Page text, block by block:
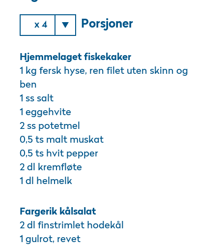
x 4 Porsjoner
Hjemmelaget fiskekaker
1 kg fersk hyse, ren filet uten skinn og
ben
1 ss salt
1 eggehvite
2 ss potetmel
0,5 ts malt muskat
0,5 ts hvit pepper
2 dl kremfløte
1 dl helmelk
Fargerik kålsalat
2 dl finstrimlet hodekål
1 gulrot, revet